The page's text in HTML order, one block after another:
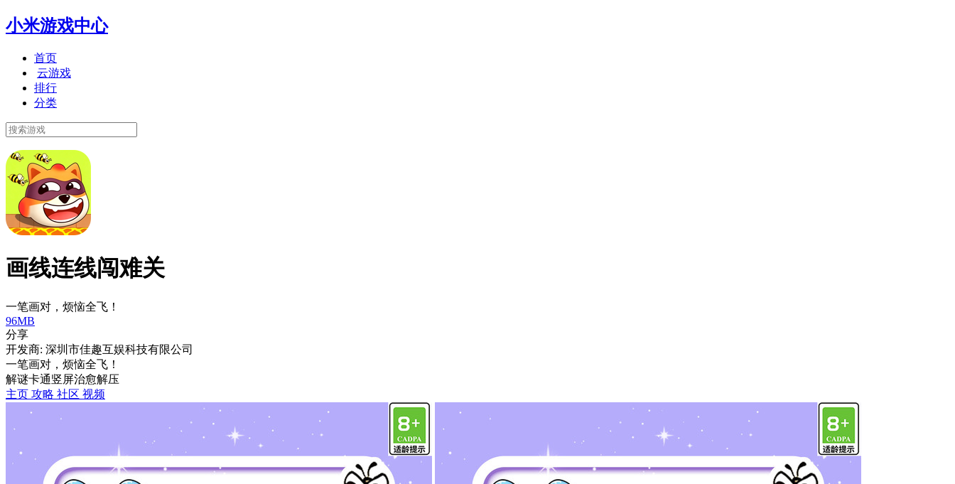
小米游戏中心
首页
云游戏
排行
分类
画线连线闯难关
一笔画对，烦恼全飞！
96MB
分享
开发商: 深圳市佳趣互娱科技有限公司
一笔画对，烦恼全飞！
解谜卡通竖屏治愈解压
主页 攻略 社区 视频